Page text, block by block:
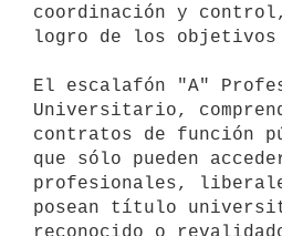
coordinación y
logro de los objetivos
El escalafón "A"
Universitario,
contratos de función
que sólo pueden
profesionales,
posean título